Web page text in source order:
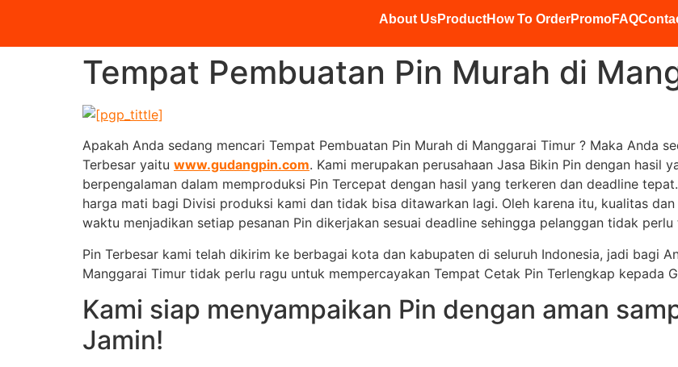
About UsProductHow To OrderPromoFAQ
Tempat Pembuatan Pin Murah di
Apakah Anda sedang mencari Tempat Pembuatan Pin Murah di Manggarai Timur ? Maka Anda
Terbesar yaitu www.gudangpin.com. Kami merupakan perusahaan Jasa Bikin Pin dengan hasil
berpengalaman dalam memproduksi Pin Tercepat dengan hasil yang terkeren dan deadline
harga mati bagi Divisi produksi kami dan tidak bisa ditawarkan lagi. Oleh karena itu, kualitas
waktu menjadikan setiap pesanan Pin dikerjakan sesuai deadline sehingga pelanggan tidak
Pin Terbesar kami telah dikirim ke berbagai kota dan kabupaten di seluruh Indonesia, jadi bagi
Manggarai Timur tidak perlu ragu untuk mempercayakan Tempat Cetak Pin Terlengkap kepada
Kami siap menyampaikan Pin dengan aman
Jamin!